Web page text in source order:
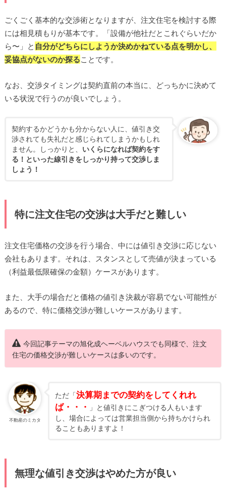
ごくごく基本的な交渉術となりますが、注文住宅を検討する際
には相見積もりが基本です。「設備が他社だとこれぐらいだか
ら〜」と 自分がどちらにしようか決めかねている点を明かし、
妥協点がないのか探ることです。
なお、交渉タイミングは契約直前の本当に、どっちかに決めて
いる状況で行うのが良いでしょう。
契約するかどうかも分からない人に、値引き交
渉されても失礼だと感じられてしまうかもしれ
ません。しっかりと、 いくらになれば契約をす
る！といった線引きをしっかり持って交渉しま
しょう！
特に注文住宅の交渉は大手だと難しい
注文住宅価格の交渉を行う場合、中には値引き交渉に応じない
会社もあります。それは、スタンスとして売値が決まっている
（利益最低限確保の金額）ケースがあります。
また、大手の場合だと価格の値引き決裁が容易でない可能性が
あるので、特に価格交渉が難しいケースがあります。
今回記事テーマの旭化成ヘーベルハウスでも同様で、注文
住宅の価格交渉が難しいケースは多いのです。
不動産のミカタ
ただ「決算期までの契約をしてくれれ
ば・・・
」と値引きにこぎつける人もいます
し、場合によっては営業担当側から持ちかけられ
ることもありますよ！
無理な値引き交渉はやめた方が良い